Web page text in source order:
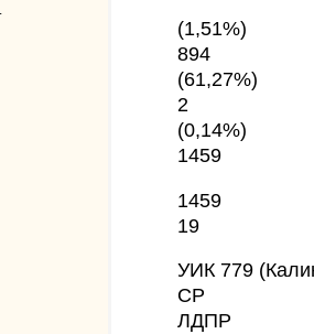
(1,51%)
894
(61,27%)
2
(0,14%)
1459
1459
19
УИК 779
СР
ЛДПР